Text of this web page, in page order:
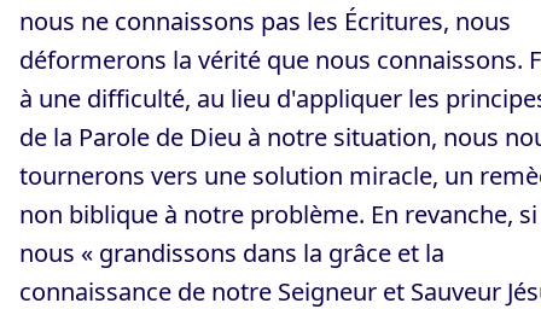
nous ne connaissons pas les Écritures, nous
déformerons la vérité que nous connaissons.
à une difficulté, au lieu d'appliquer les
de la Parole de Dieu à notre situation, nous
tournerons vers une solution miracle, un
non biblique à notre problème. En revanche, si
nous « grandissons dans la grâce et la
connaissance de notre Seigneur et Sauveur